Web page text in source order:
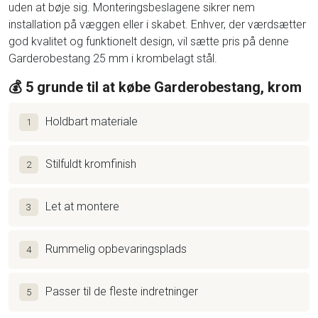
uden at bøje sig. Monteringsbeslagene sikrer nem
installation på væggen eller i skabet. Enhver, der værdsætter
god kvalitet og funktionelt design, vil sætte pris på denne
Garderobestang 25 mm i krombelagt stål.
💰 5 grunde til at købe Garderobestang, krom
1 Holdbart materiale
2 Stilfuldt kromfinish
3 Let at montere
4 Rummelig opbevaringsplads
5 Passer til de fleste indretninger